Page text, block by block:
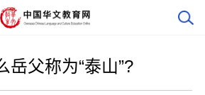
岳父称为“泰山”?